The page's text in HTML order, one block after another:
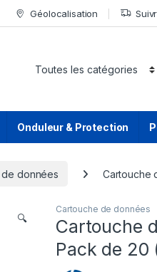
Géolocalisation
Onduleur & Protection
données Cartouche
🔍
Cartouche de données
Cartouche
Pack de 20